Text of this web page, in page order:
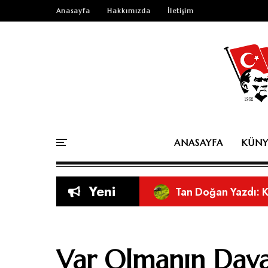
Anasayfa Hakkımızda İletişim
ANASAYFA
Yeni Habil Yaşar Yazdı:
Tan Doğan Yazdı:
Orkun Cabi Yazdı:
Orkun Cabi Yazdı:
Sosyal Medyanın
Eleştirel Bir
Doğru Nefesle
Kitap mı Yazdınız?
Var Olmanın